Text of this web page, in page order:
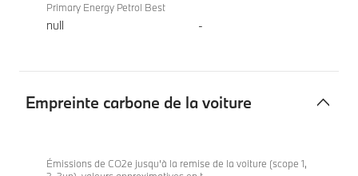
Primary Energy Petrol Best
null -
Empreinte carbone de la voiture
carbone
xDrive40d
Émissions de CO2e jusqu’à la remise de la voiture (scope 1,